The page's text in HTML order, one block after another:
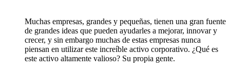
Muchas empresas, grandes y pequeñas, tienen una gran fuente
de grandes ideas que pueden ayudarles a mejorar, innovar y
crecer, y sin embargo muchas de estas empresas nunca
piensan en utilizar este increíble activo corporativo. ¿Qué es
este activo altamente valioso? Su propia gente.